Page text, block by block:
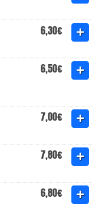
6,30€
6,50€
7,00€
7,80€
6,80€